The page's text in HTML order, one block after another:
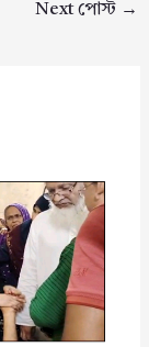
Next পোস্ট →